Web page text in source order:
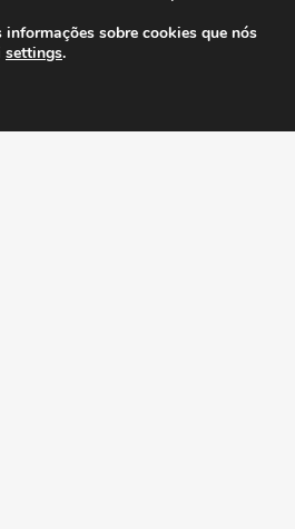
sobre cookies que nós
settings.